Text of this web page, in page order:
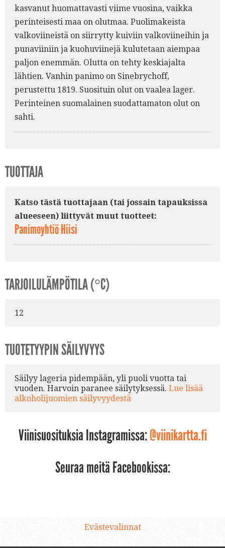
kasvanut huomattavasti viime vuosina, vaikka
perinteisesti maa on olutmaa. Puolimakeista
valkoviineistä on siirrytty kuiviin valkoviineihin ja
punaviiniin ja kuohuviinejä kulutetaan aiempaa
paljon enemmän. Olutta on tehty keskiajalta
lähtien. Vanhin panimo on Sinebrychoff,
perustettu 1819. Suosituin olut on vaalea lager.
Perinteinen suomalainen suodattamaton olut on
sahti.
TUOTTAJA
Katso tästä tuottajaan (tai jossain tapauksissa
alueeseen) liittyvät muut tuotteet:
Panimoyhtiö Hiisi
TARJOILULÄMPÖTILA (°C)
12
TUOTETYYPIN SÄILYVYYS
Säilyy lageria pidempään, yli puoli vuotta tai
vuoden. Harvoin paranee säilytyksessä. Lue lisää
alkoholijuomien säilyvyydestä
Viinisuosituksia Instagramissa:@viinikartta.fi
Seuraa meitä Facebookissa:
Evästevalinnat